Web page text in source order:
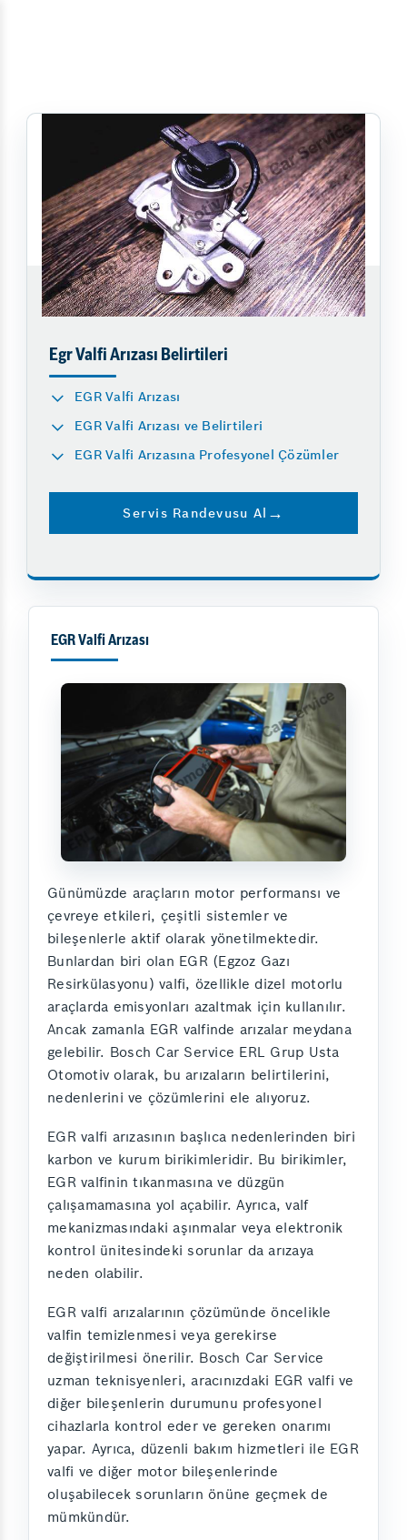
Egr Valfi Arızası Belirtileri
EGR Valfi Arızası
EGR Valfi Arızası ve Belirtileri
EGR Valfi Arızasına Profesyonel Çözümler
Servis Randevusu Al
EGR Valfi Arızası
Günümüzde araçların motor performansı ve
çevreye etkileri, çeşitli sistemler ve
bileşenlerle aktif olarak yönetilmektedir.
Bunlardan biri olan EGR (Egzoz Gazı
Resirkülasyonu) valfi, özellikle dizel motorlu
araçlarda emisyonları azaltmak için kullanılır.
Ancak zamanla EGR valfinde arızalar meydana
gelebilir. Bosch Car Service ERL Grup Usta
Otomotiv olarak, bu arızaların belirtilerini,
nedenlerini ve çözümlerini ele alıyoruz.
EGR valfi arızasının başlıca nedenlerinden biri
karbon ve kurum birikimleridir. Bu birikimler,
EGR valfinin tıkanmasına ve düzgün
çalışamamasına yol açabilir. Ayrıca, valf
mekanizmasındaki aşınmalar veya elektronik
kontrol ünitesindeki sorunlar da arızaya
neden olabilir.
EGR valfi arızalarının çözümünde öncelikle
valfin temizlenmesi veya gerekirse
değiştirilmesi önerilir. Bosch Car Service
uzman teknisyenleri, aracınızdaki EGR valfi ve
diğer bileşenlerin durumunu profesyonel
cihazlarla kontrol eder ve gereken onarımı
yapar. Ayrıca, düzenli bakım hizmetleri ile EGR
valfi ve diğer motor bileşenlerinde
oluşabilecek sorunların önüne geçmek de
mümkündür.